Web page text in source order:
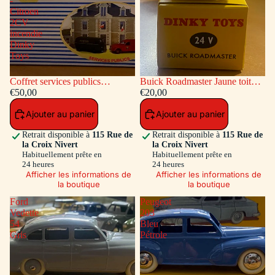
Citroen
2CV
incendie
Dinky
Toys
Coffret services publics
voitures: Peugeot Fourgon
Postal - Citroen 2CV incendie
Dinky Toys
€50,00
Ajouter au panier
Retrait disponible à 115 Rue de
la Croix Nivert
Habituellement prête en
24 heures
Afficher les informations de
la boutique
Buick Roadmaster Jaune toit
Vert
€20,00
Ajouter au panier
Retrait disponible à 115 Rue de
la Croix Nivert
Habituellement prête en
24 heures
Afficher les informations de
la boutique
Ford
Vedette
54
Gris
Peugeot
203
Bleu
Pétrole